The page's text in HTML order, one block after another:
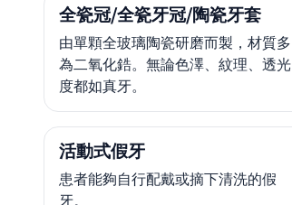
全瓷冠/全瓷牙冠/陶瓷牙套
由單顆全玻璃陶瓷研磨而製，材質多
為二氧化鋯。無論色澤、紋理、透光
度都如真牙。
活動式假牙
患者能夠自行配戴或摘下清洗的假
牙。